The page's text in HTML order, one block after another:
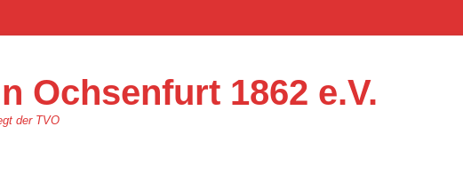
Ochsenfurt 1862 e.V.
der TVO